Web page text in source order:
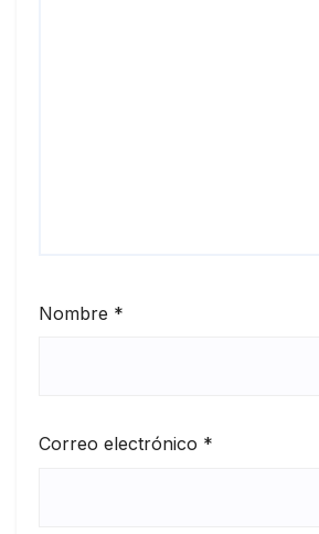
Nombre *
Correo electrónico *